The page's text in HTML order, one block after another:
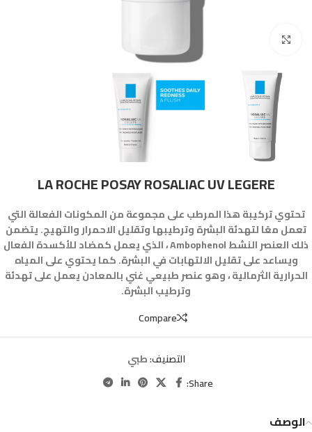
LA ROCHE POSAY ROSALIAC UV LEGERE
تحتوي تركيبة هذا المرطب على مجموعة من المكونات الفعالة التي
تعمل معًا لتهدئة البشرة وترطيبها وتقليل الاحمرار والتهيج. يتضمن
ذلك العنصر النشط Ambophenol ، الذي يعمل كمضاد للأكسدة الفعال
ويساعد على تقليل الالتهابات في البشرة. كما يحتوي على المياه
الحرارية الثرمالية ، وهو عنصر طبيعي غني بالمعادن يعمل على تهدئة
وترطيب البشرة.
Compare
التصنيف:طبي
Share:
الوصف